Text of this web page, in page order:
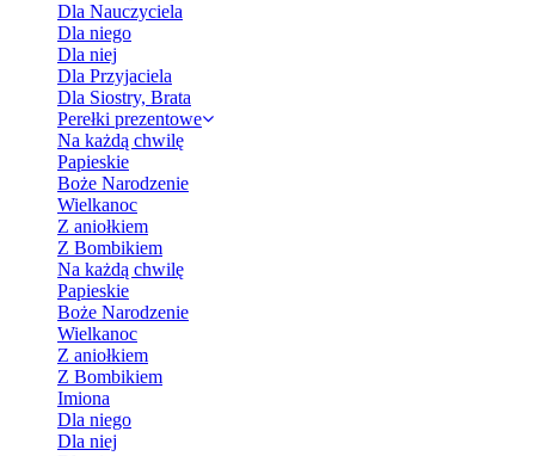
Dla Nauczyciela
Dla niego
Dla niej
Dla Przyjaciela
Dla Siostry, Brata
Perełki prezentowe
Na każdą chwilę
Papieskie
Boże Narodzenie
Wielkanoc
Z aniołkiem
Z Bombikiem
Na każdą chwilę
Papieskie
Boże Narodzenie
Wielkanoc
Z aniołkiem
Z Bombikiem
Imiona
Dla niego
Dla niej